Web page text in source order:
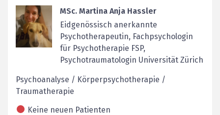
MSc. Martina Anja Hassler
Eidgenössisch anerkannte
Psychotherapeutin, Fachpsychologin
für Psychotherapie FSP,
Psychotraumatologin Universität Zürich
Psychoanalyse / Körperpsychotherapie /
Traumatherapie
Keine neuen Patienten